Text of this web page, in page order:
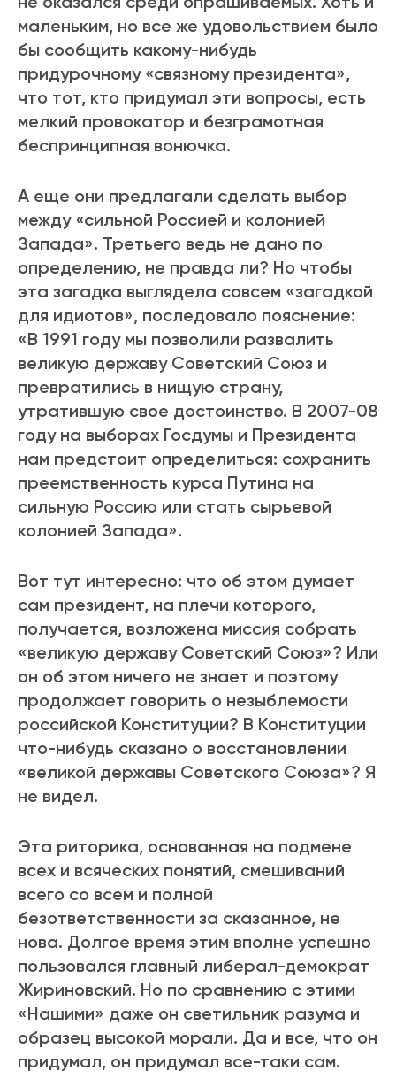
маленьким, но все же удовольствием было
бы сообщить какому-нибудь
придурочному «связному президента»,
что тот, кто придумал эти вопросы, есть
мелкий провокатор и безграмотная
беспринципная вонючка.
А еще они предлагали сделать выбор
между «сильной Россией и колонией
Запада». Третьего ведь не дано по
определению, не правда ли? Но чтобы
эта загадка выглядела совсем «загадкой
для идиотов», последовало пояснение:
«В 1991 году мы позволили развалить
великую державу Советский Союз и
превратились в нищую страну,
утратившую свое достоинство. В 2007-08
году на выборах Госдумы и Президента
нам предстоит определиться: сохранить
преемственность курса Путина на
сильную Россию или стать сырьевой
колонией Запада».
Вот тут интересно: что об этом думает
сам президент, на плечи которого,
получается, возложена миссия собрать
«великую державу Советский Союз»? Или
он об этом ничего не знает и поэтому
продолжает говорить о незыблемости
российской Конституции? В Конституции
что-нибудь сказано о восстановлении
«великой державы Советского Союза»? Я
не видел.
Эта риторика, основанная на подмене
всех и всяческих понятий, смешиваний
всего со всем и полной
безответственности за сказанное, не
нова. Долгое время этим вполне успешно
пользовался главный либерал-демократ
Жириновский. Но по сравнению с этими
«Нашими» даже он светильник разума и
образец высокой морали. Да и все, что он
придумал, он придумал все-таки сам.